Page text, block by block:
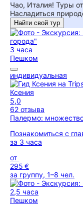
Чао, Италия! Туры
Насладиться
Найти свой тур
3 часа
Пешком
индивидуальная
Ксения
5,0
62 отзыва
Палермо:
Познакомиться с
за 3 часа
от
295 €
за группу, 1–8 чел.
2,5 часа
Пешком